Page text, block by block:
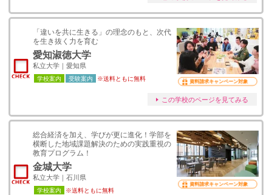
「違いを共に生きる」の理念のもと、次代
を生き抜く力を育む
愛知淑徳大学
私立大学｜愛知県
学校案内 受験案内 ※送料ともに無料 資料請求キャンペーン対象
この学校のページを見てみる
総合経済を加え、学びが更に進化！学部を
横断した地域課題解決のための実践重視の
教育プログラム！
金城大学
私立大学｜石川県
学校案内 ※送料ともに無料
資料請求キャンペーン対象